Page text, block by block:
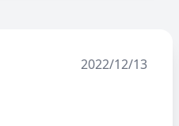
2022/12/13